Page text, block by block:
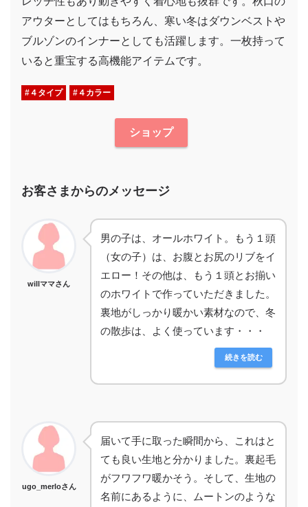
アウターとしてはもちろん、寒い冬はダウンベストや
ブルゾンのインナーとしても活躍します。一枚持って
いると重宝する高機能アイテムです。
#４タイプ #４カラー
ショップ
お客さまからのメッセージ
willママさん
男の子は、オールホワイト。もう１頭
（女の子）は、お腹とお尻のリブをイ
エロー！その他は、もう１頭とお揃い
のホワイトで作っていただきました。
裏地がしっかり暖かい素材なので、冬
の散歩は、よく使っています・・・
続きを読む
ugo_merloさん
届いて手に取った瞬間から、これはと
ても良い生地と分かりました。裏起毛
がフワフワ暖かそう。そして、生地の
名前にあるように、ムートンのような